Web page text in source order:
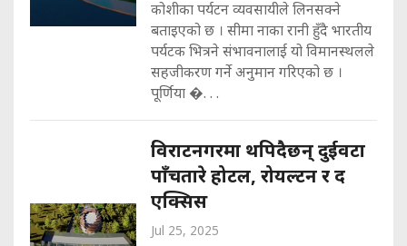
कोशीका पर्यटन व्यवसायीले लिनसक्ने
बताइएको छ । सीमा नाका रानी हुँदै भारतीय
पर्यटक भित्रने संभावनालाई यो विमानस्थलले
सहजीकरण गर्ने अनुमान गरिएको छ ।
पूर्णिया �. . .
विराटनगरमा थपिदैछन् दुईवटा
पाँचतारे होटल, रोयल्टन र द
एक्सिस
Jul 25, 2025